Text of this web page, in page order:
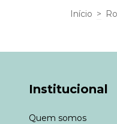
Início >
Institucional
Quem somos